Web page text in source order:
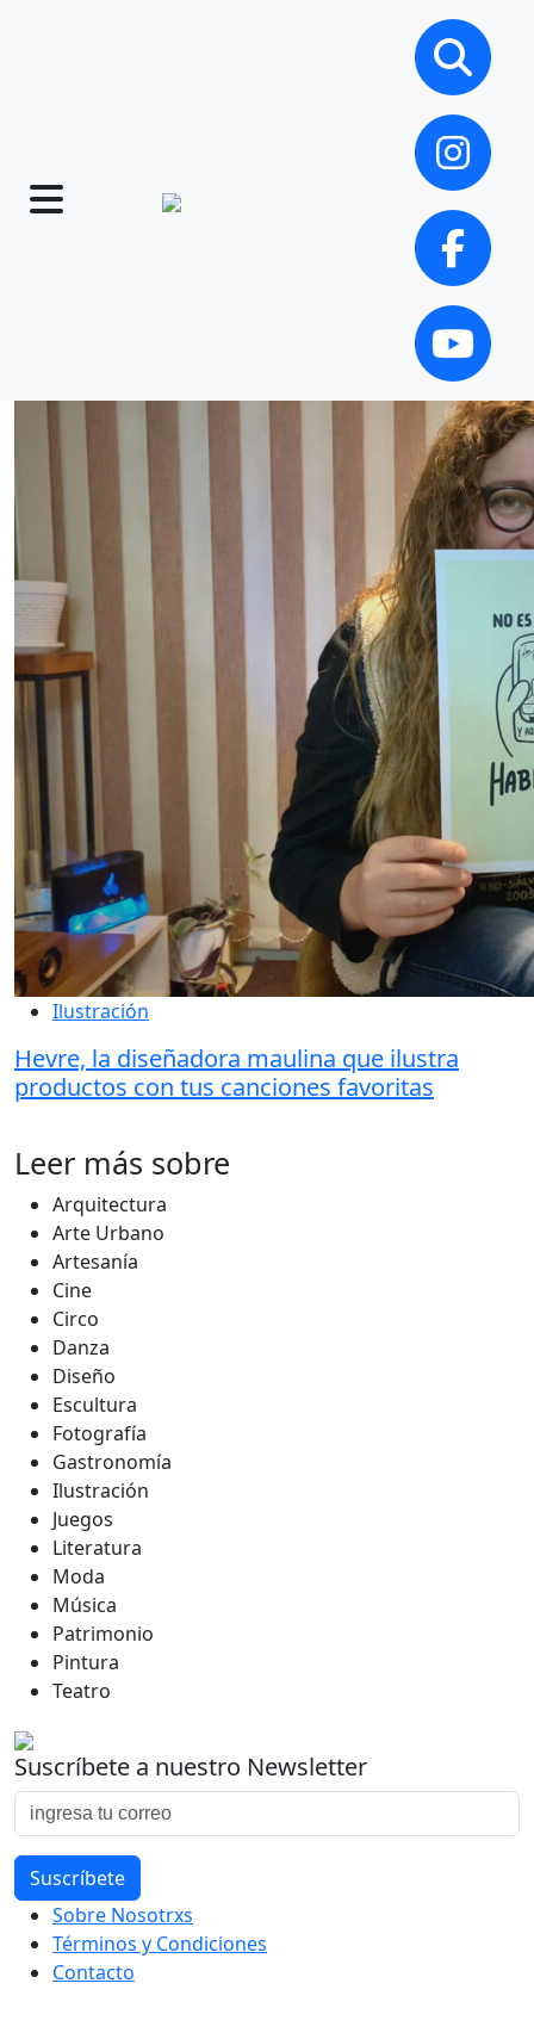
Ilustración
Hevre, la diseñadora maulina que ilustra
productos con tus canciones favoritas
Leer más sobre
Arquitectura
Arte Urbano
Artesanía
Cine
Circo
Danza
Diseño
Escultura
Fotografía
Gastronomía
Ilustración
Juegos
Literatura
Moda
Música
Patrimonio
Pintura
Teatro
Suscríbete a nuestro Newsletter
Sobre Nosotrxs
Términos y Condiciones
Contacto